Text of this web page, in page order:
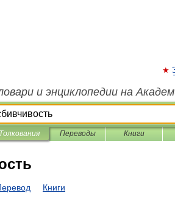
и энциклопедии на
Толкования Переводы Книги
Книги